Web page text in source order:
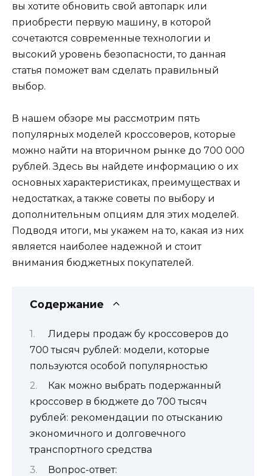
вы хотите обновить свой автопарк или
приобрести первую машину, в которой
сочетаются современные технологии и
высокий уровень безопасности, то данная
статья поможет вам сделать правильный
выбор.
В нашем обзоре мы рассмотрим пять
популярных моделей кроссоверов, которые
можно найти на вторичном рынке до 700 000
рублей. Здесь вы найдете информацию о их
основных характеристиках, преимуществах и
недостатках, а также советы по выбору и
дополнительным опциям для этих моделей.
Подводя итоги, мы укажем на то, какая из них
является наиболее надежной и стоит
внимания бюджетных покупателей.
Содержание
Лидеры продаж бу кроссоверов до
700 тысяч рублей: модели, которые
пользуются особой популярностью
Как можно выбрать подержанный
кроссовер в бюджете до 700 тысяч
рублей: рекомендации по отысканию
экономичного и долговечного
транспортного средства
Вопрос-ответ: